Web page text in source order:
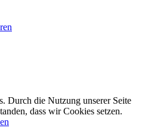
Durch die Nutzung unserer Seite
dass wir Cookies setzen.